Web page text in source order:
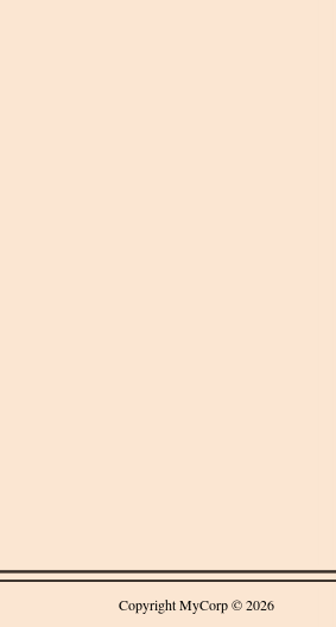
Copyright MyCorp © 2026